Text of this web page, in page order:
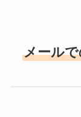
メール